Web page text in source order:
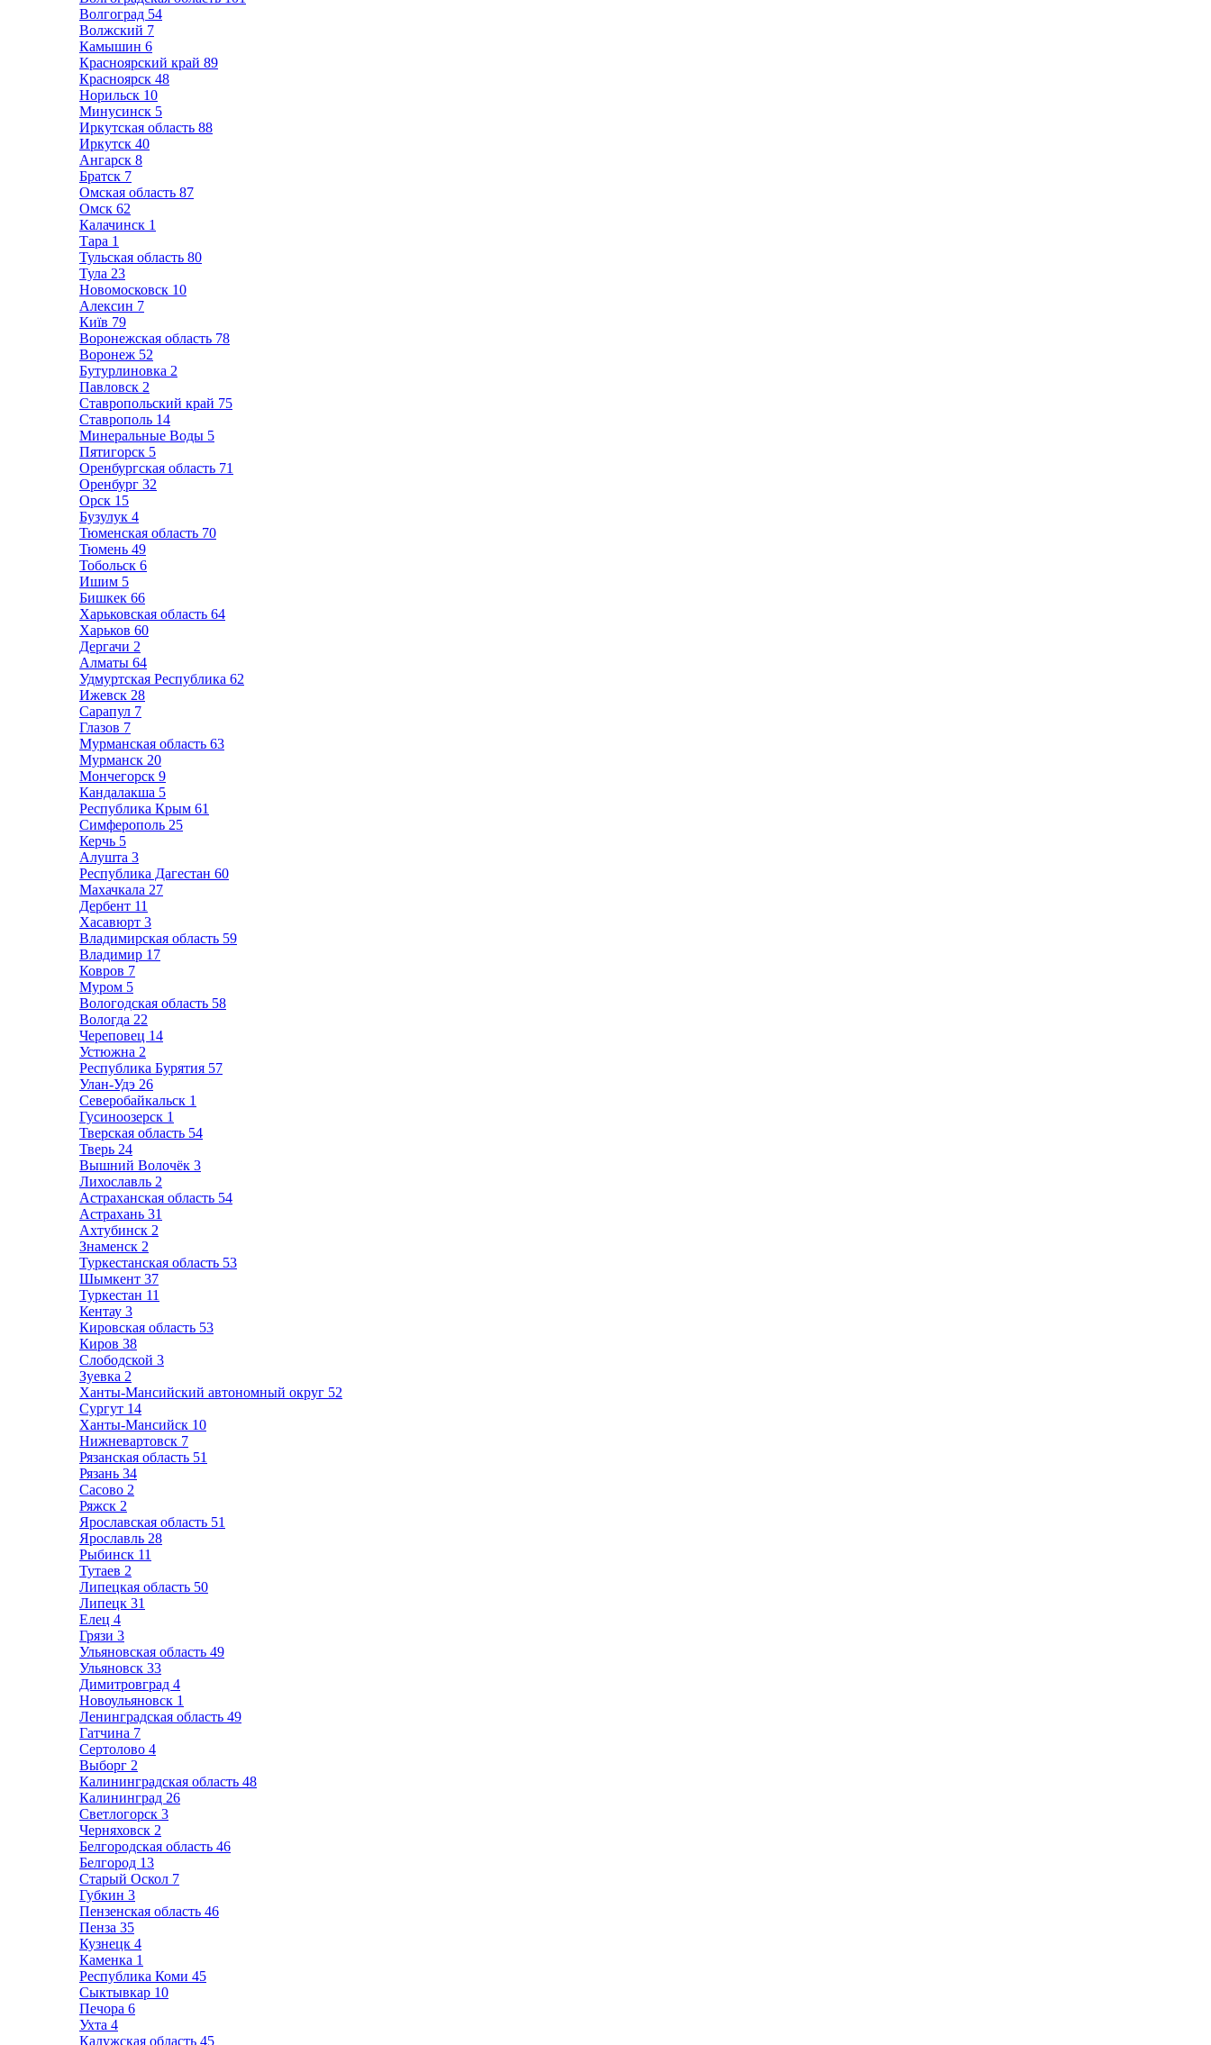
Волгоград 54
Волжский 7
Камышин 6
Красноярский край 89
Красноярск 48
Норильск 10
Минусинск 5
Иркутская область 88
Иркутск 40
Ангарск 8
Братск 7
Омская область 87
Омск 62
Калачинск 1
Тара 1
Тульская область 80
Тула 23
Новомосковск 10
Алексин 7
Київ 79
Воронежская область 78
Воронеж 52
Бутурлиновка 2
Павловск 2
Ставропольский край 75
Ставрополь 14
Минеральные Воды 5
Пятигорск 5
Оренбургская область 71
Оренбург 32
Орск 15
Бузулук 4
Тюменская область 70
Тюмень 49
Тобольск 6
Ишим 5
Бишкек 66
Харьковская область 64
Харьков 60
Дергачи 2
Алматы 64
Удмуртская Республика 62
Ижевск 28
Сарапул 7
Глазов 7
Мурманская область 63
Мурманск 20
Мончегорск 9
Кандалакша 5
Республика Крым 61
Симферополь 25
Керчь 5
Алушта 3
Республика Дагестан 60
Махачкала 27
Дербент 11
Хасавюрт 3
Владимирская область 59
Владимир 17
Ковров 7
Муром 5
Вологодская область 58
Вологда 22
Череповец 14
Устюжна 2
Республика Бурятия 57
Улан-Удэ 26
Северобайкальск 1
Гусиноозерск 1
Тверская область 54
Тверь 24
Вышний Волочёк 3
Лихославль 2
Астраханская область 54
Астрахань 31
Ахтубинск 2
Знаменск 2
Туркестанская область 53
Шымкент 37
Туркестан 11
Кентау 3
Кировская область 53
Киров 38
Слободской 3
Зуевка 2
Ханты-Мансийский автономный округ 52
Сургут 14
Ханты-Мансийск 10
Нижневартовск 7
Рязанская область 51
Рязань 34
Сасово 2
Ряжск 2
Ярославская область 51
Ярославль 28
Рыбинск 11
Тутаев 2
Липецкая область 50
Липецк 31
Елец 4
Грязи 3
Ульяновская область 49
Ульяновск 33
Димитровград 4
Новоульяновск 1
Ленинградская область 49
Гатчина 7
Сертолово 4
Выборг 2
Калининградская область 48
Калининград 26
Светлогорск 3
Черняховск 2
Белгородская область 46
Белгород 13
Старый Оскол 7
Губкин 3
Пензенская область 46
Пенза 35
Кузнецк 4
Каменка 1
Республика Коми 45
Сыктывкар 10
Печора 6
Ухта 4
Калужская область 45